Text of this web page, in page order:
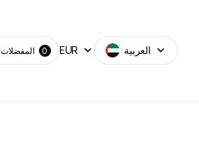
المفضلات 0 EUR العربية